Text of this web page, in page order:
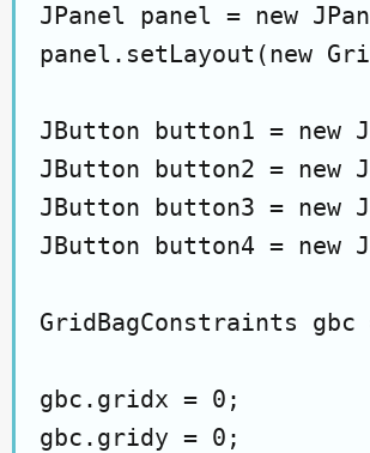
JPanel panel = new
panel.setLayout(new
JButton button1 = new
JButton button2 = new
JButton button3 = new
JButton button4 = new
GridBagConstraints
gbc.gridx = 0;
gbc.gridy = 0;